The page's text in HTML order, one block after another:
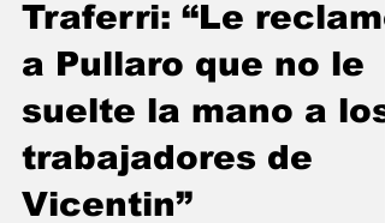
Traferri: “Le
a Pullaro que no le
suelte la mano a los